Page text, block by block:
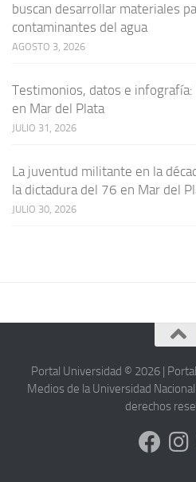
buscan desarrollar materiales
contaminantes del agua
AGOSTO 3, 2026
Testimonios, datos e
en Mar del Plata
JULIO 31, 2026
La juventud militante en la
la dictadura del 76 en Mar del
JULIO 30, 2026
Portal Universidad © 2026 |
Medios de la Universidad
derechos